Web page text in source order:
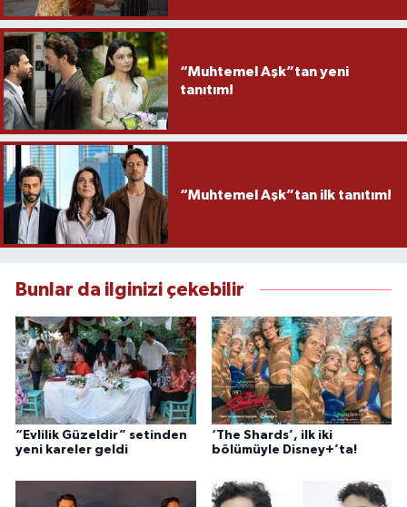
“Muhtemel Aşk”tan yeni
tanıtım!
“Muhtemel Aşk”tan ilk tanıtım!
Bunlar da ilginizi çekebilir
“Evlilik Güzeldir” setinden
yeni kareler geldi
‘The Shards’, ilk iki
bölümüyle Disney+’ta!